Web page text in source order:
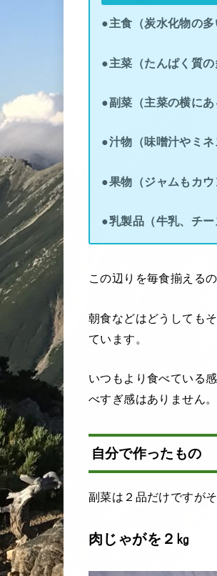
●主食（炭水化物の多
●主菜（たんぱく質の
●副菜（主菜の横にあ
●汁物（味噌汁やミネ
●果物（ジャムもカウ
●乳製品（牛乳、チー
この辺りを毎食揃える
朝食などはどうしても
ています。
いつもより食べている
べすぎ感はありません。
自分で作ったもの
副菜は２品だけですが
肉じゃがを２㎏